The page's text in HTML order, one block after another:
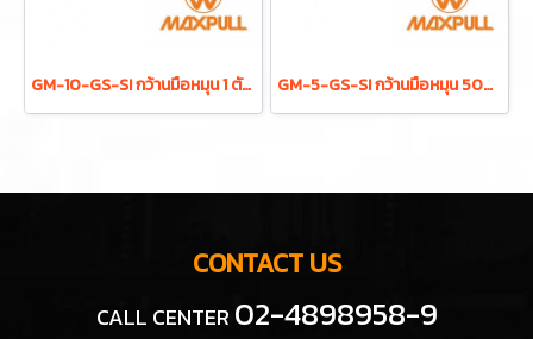
GM-10-GS-SI กว้านมือหมุน 1 ตัน MAXPULL WINCH GM-5-GS-SI กว้านมือหมุน 500 กก. MAXPULL WINCH
CONTACT US
CALL CENTER 02-4898958-9